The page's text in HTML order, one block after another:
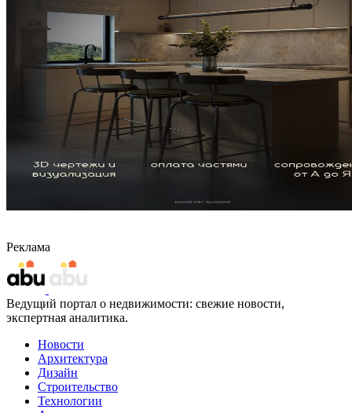
Реклама
Ведущий портал о недвижимости: свежие новости,
экспертная аналитика.
Новости
Архитектура
Дизайн
Строительство
Технологии